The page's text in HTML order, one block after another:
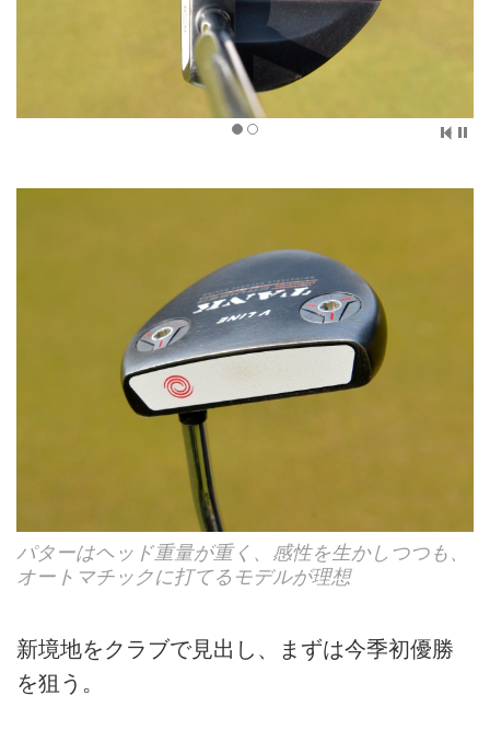
パターはヘッド重量が重く、感性を生かしつつも、
オートマチックに打てるモデルが理想
新境地をクラブで見出し、まずは今季初優勝
を狙う。